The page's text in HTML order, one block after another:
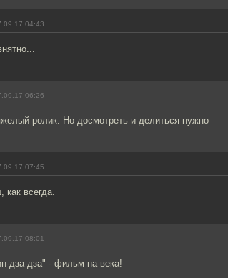
04:43
06:26
ролик. Но досмотреть и делиться нужно
07:45
как всегда.
08:01
дза-дза" - фильм на века!